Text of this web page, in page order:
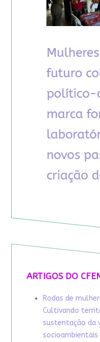
ARTIGOS DO
Rodas de
Cultivando
sustentação da
socioambientais